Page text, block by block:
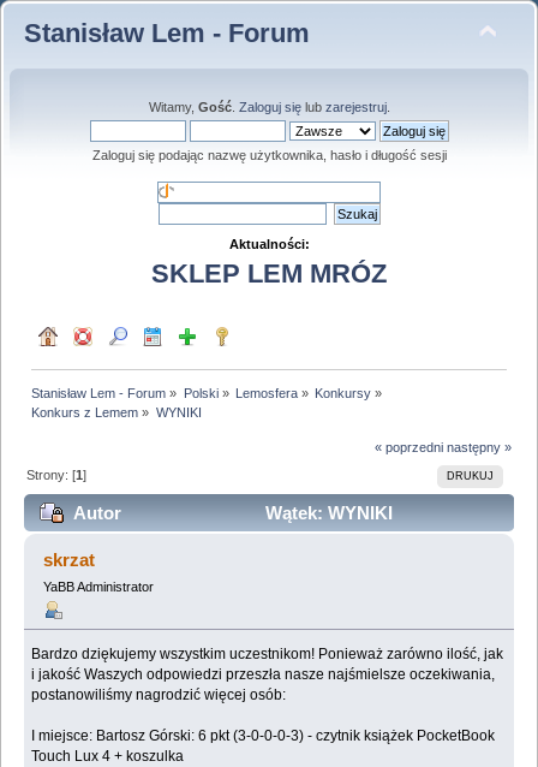
Stanisław Lem - Forum
Witamy, Gość. Zaloguj sięlub zarejestruj.
Zaloguj się podając nazwę użytkownika, hasło i długość sesji
Aktualności:
SKLEP LEM MRÓZ
Stanisław Lem - Forum » Polski» Lemosfera» Konkursy »
Konkurs z Lemem » WYNIKI
« poprzedni następny »
DRUKUJ
Strony: [1]
Autor
Wątek: WYNIKI
(Przeczytany 34592 razy)
skrzat
YaBB Administrator
Bardzo dziękujemy wszystkim uczestnikom! Ponieważ zarówno ilość, jak
i jakość Waszych odpowiedzi przeszła nasze najśmielsze oczekiwania,
postanowiliśmy nagrodzić więcej osób:
I miejsce: Bartosz Górski: 6 pkt (3-0-0-0-3) - czytnik książek PocketBook
Touch Lux 4 + koszulka